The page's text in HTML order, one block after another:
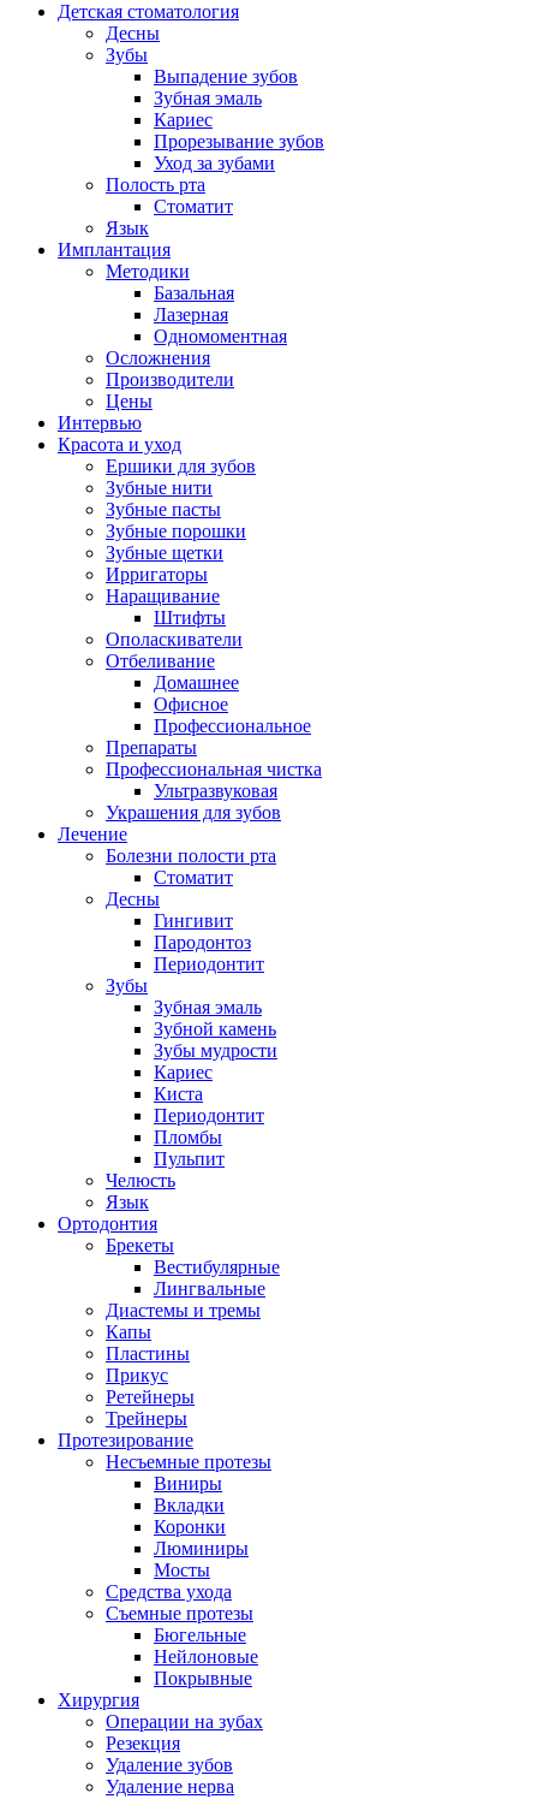
Детская стоматология
Десны
Зубы
Выпадение зубов
Зубная эмаль
Кариес
Прорезывание зубов
Уход за зубами
Полость рта
Стоматит
Язык
Имплантация
Методики
Базальная
Лазерная
Одномоментная
Осложнения
Производители
Цены
Интервью
Красота и уход
Ершики для зубов
Зубные нити
Зубные пасты
Зубные порошки
Зубные щетки
Ирригаторы
Наращивание
Штифты
Ополаскиватели
Отбеливание
Домашнее
Офисное
Профессиональное
Препараты
Профессиональная чистка
Ультразвуковая
Украшения для зубов
Лечение
Болезни полости рта
Стоматит
Десны
Гингивит
Пародонтоз
Периодонтит
Зубы
Зубная эмаль
Зубной камень
Зубы мудрости
Кариес
Киста
Периодонтит
Пломбы
Пульпит
Челюсть
Язык
Ортодонтия
Брекеты
Вестибулярные
Лингвальные
Диастемы и тремы
Капы
Пластины
Прикус
Ретейнеры
Трейнеры
Протезирование
Несъемные протезы
Виниры
Вкладки
Коронки
Люминиры
Мосты
Средства ухода
Съемные протезы
Бюгельные
Нейлоновые
Покрывные
Хирургия
Операции на зубах
Резекция
Удаление зубов
Удаление нерва